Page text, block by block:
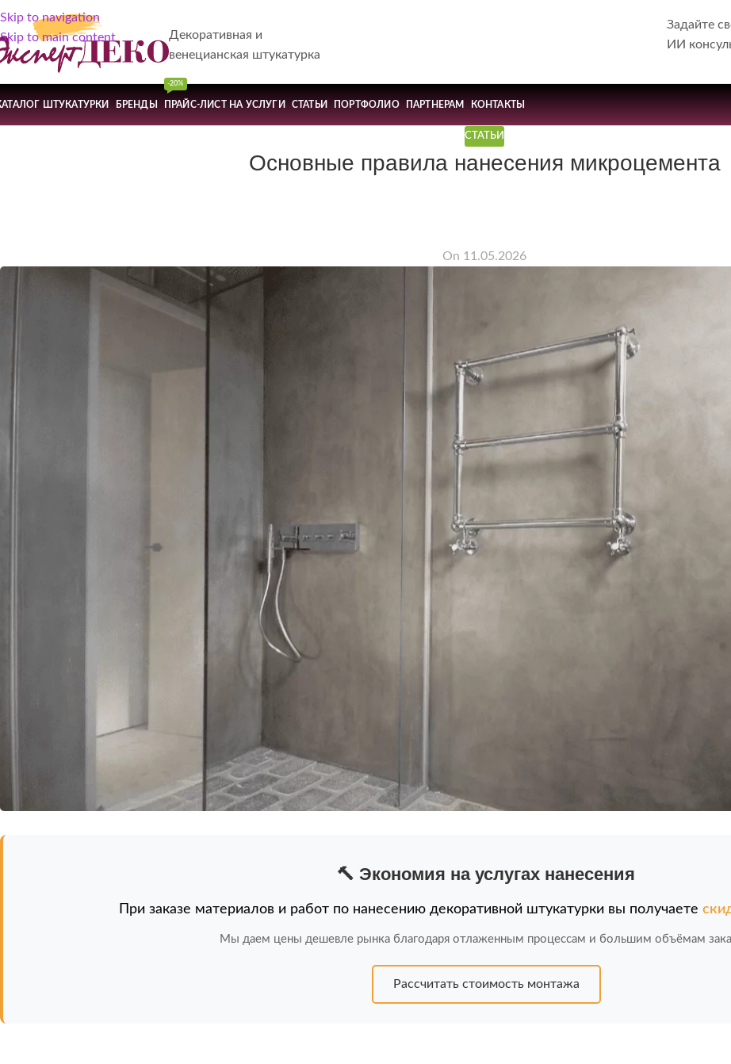
Skip to navigation
Skip to main content
Декоративная и
венецианская штукатурка
Задайте
ИИ
ШТУКАТУРКИ БРЕНДЫ ПРАЙС-ЛИСТ НА УСЛУГИ
-20%
СТАТЬИ ПОРТФОЛИО ПАРТНЕРАМ КОНТАКТЫ
СТАТЬИ
Основные правила нанесения микроцемента
On 11.05.2026
🔨 Экономия на услугах нанесения
При заказе материалов и работ по нанесению декоративной штукатурки вы получаете
Мы даем цены дешевле рынка благодаря отлаженным процессам и большим объёмам
Рассчитать стоимость монтажа